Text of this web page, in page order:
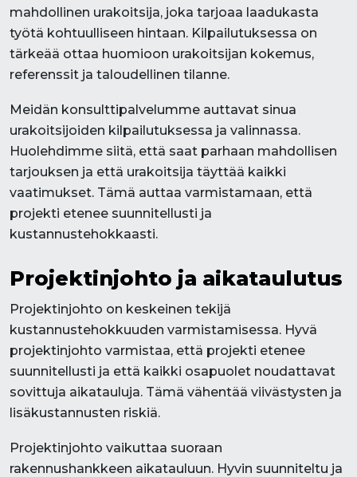
mahdollinen urakoitsija, joka tarjoaa laadukasta
työtä kohtuulliseen hintaan. Kilpailutuksessa on
tärkeää ottaa huomioon urakoitsijan kokemus,
referenssit ja taloudellinen tilanne.
Meidän konsulttipalvelumme auttavat sinua
urakoitsijoiden kilpailutuksessa ja valinnassa.
Huolehdimme siitä, että saat parhaan mahdollisen
tarjouksen ja että urakoitsija täyttää kaikki
vaatimukset. Tämä auttaa varmistamaan, että
projekti etenee suunnitellusti ja
kustannustehokkaasti.
Projektinjohto ja aikataulutus
Projektinjohto on keskeinen tekijä
kustannustehokkuuden varmistamisessa. Hyvä
projektinjohto varmistaa, että projekti etenee
suunnitellusti ja että kaikki osapuolet noudattavat
sovittuja aikatauluja. Tämä vähentää viivästysten ja
lisäkustannusten riskiä.
Projektinjohto vaikuttaa suoraan
rakennushankkeen aikatauluun. Hyvin suunniteltu ja